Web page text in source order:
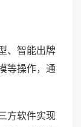
、智能出牌
等操作，通
方软件实现